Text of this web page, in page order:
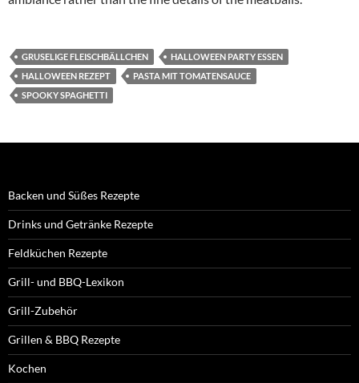
GRUSELIGE FLEISCHBÄLLCHEN
HALLOWEEN PARTY ESSEN
HALLOWEEN REZEPT
PASTA MIT TOMATENSAUCE
SPOOKY SPAGHETTI
Backen und Süßes Rezepte
Drinks und Getränke Rezepte
Feldküchen Rezepte
Grill- und BBQ-Lexikon
Grill-Zubehör
Grillen & BBQ Rezepte
Kochen